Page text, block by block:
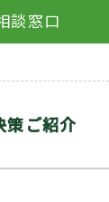
談窓口
策ご紹介